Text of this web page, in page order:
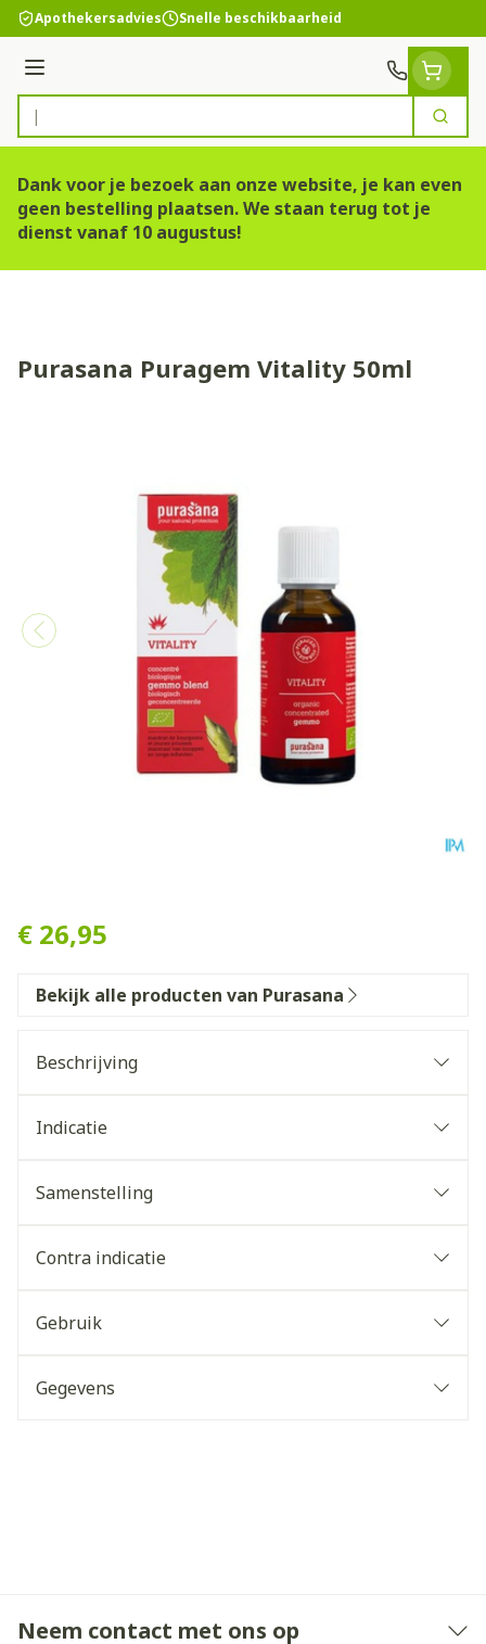
Ga naar de inhoud
Apothekersadvies Snelle beschikbaarheid
Menu
Product, merk, categorie...
Zoek
Dank voor je bezoek aan onze website, je kan even
geen bestelling plaatsen. We staan terug tot je
dienst vanaf 10 augustus!
Purasana Puragem Vitality 50ml
€ 26,95
Bekijk alle producten van Purasana
Beschrijving
Indicatie
Samenstelling
Contra indicatie
Gebruik
Gegevens
Neem contact met ons op